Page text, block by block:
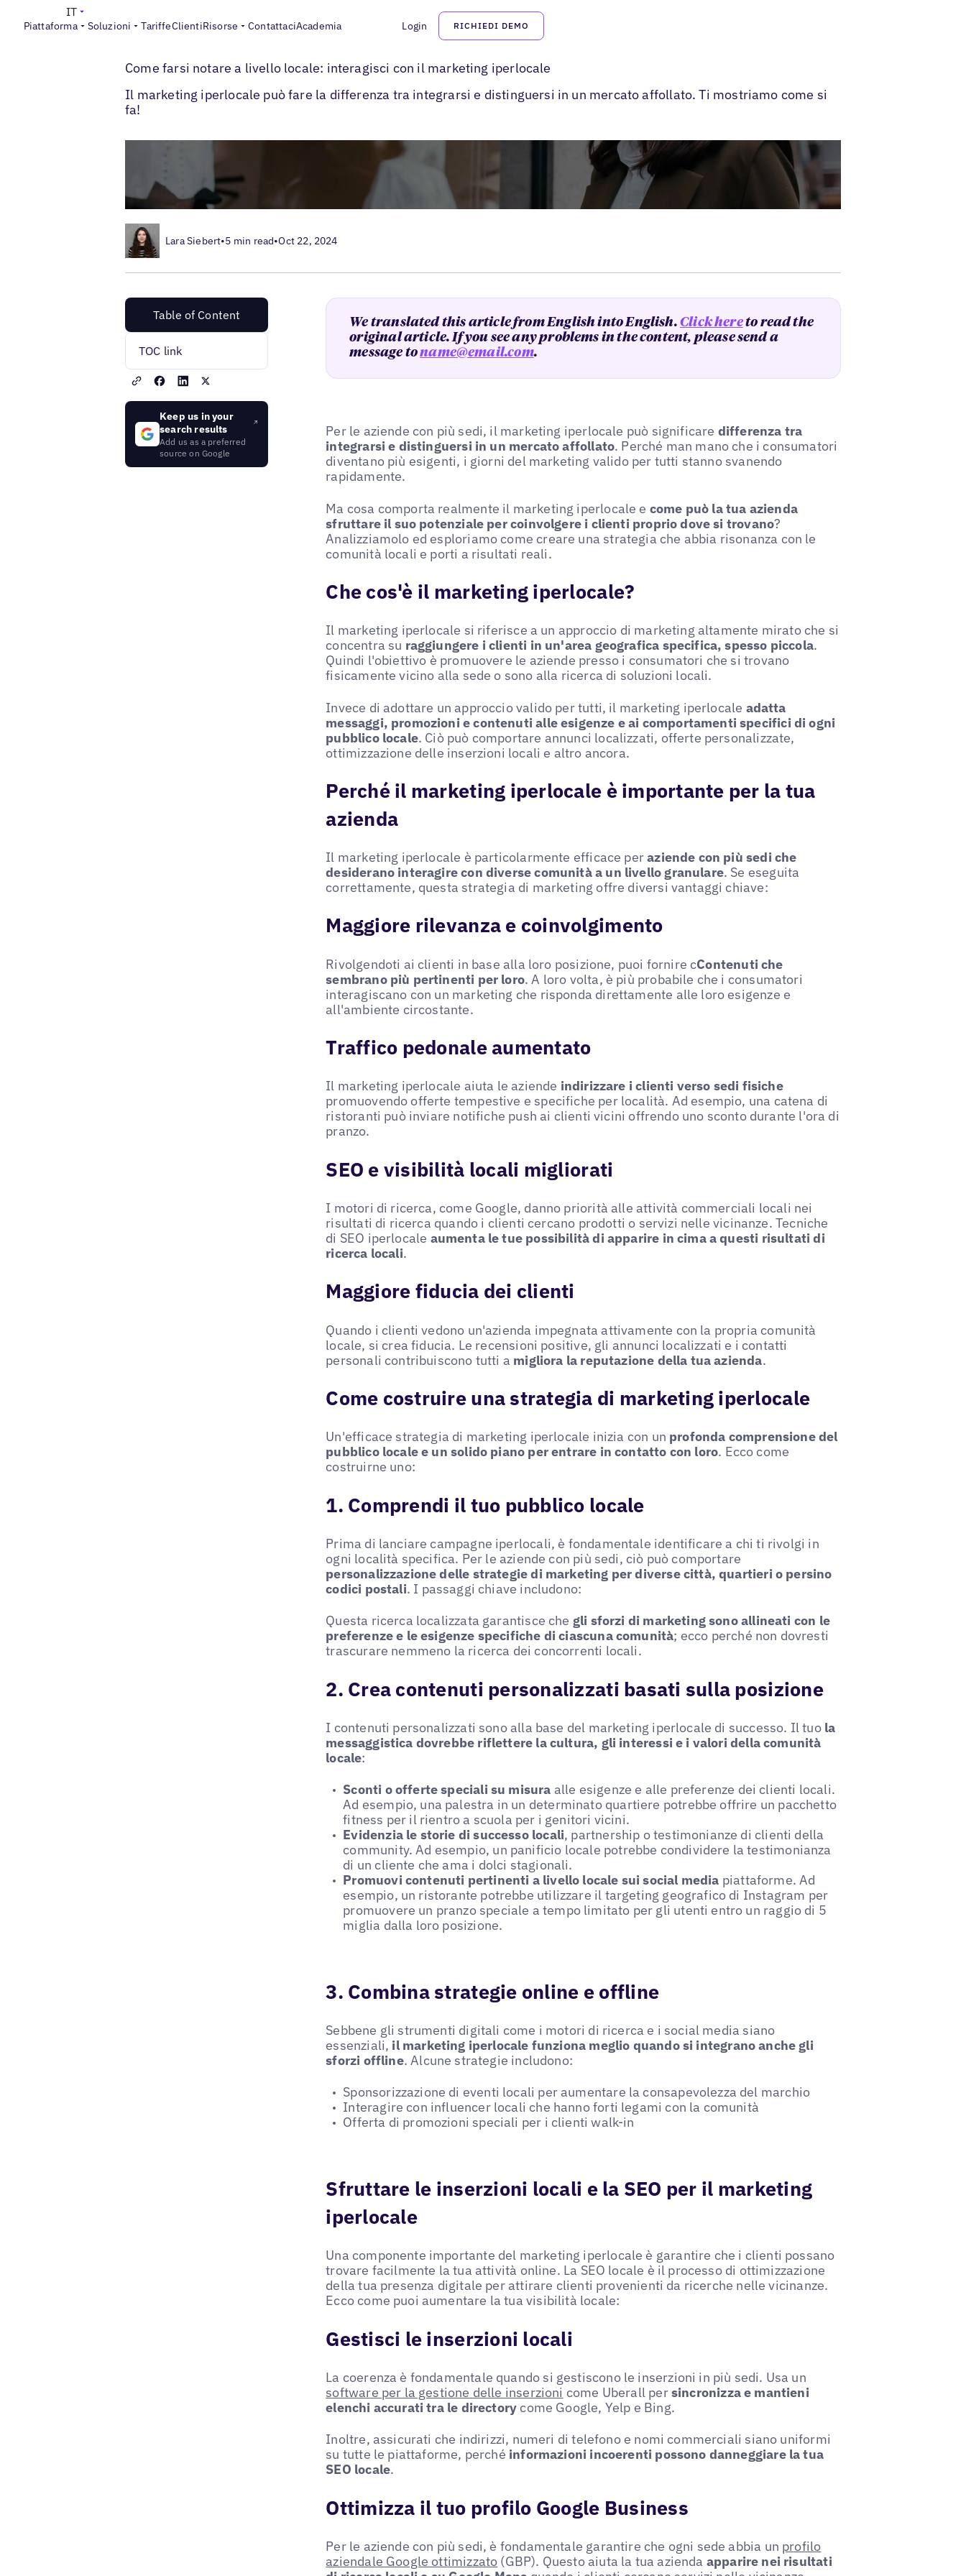
Piattaforma Soluzioni TariffeClientiRisorse ContattaciAcademia Login RICHIEDI DEMO
IT
Blogs> Strategia di marketing locale> Hyperlocal Marketing Strategy
Come farsi notare a livello locale: interagisci con il marketing iperlocale
Il marketing iperlocale può fare la differenza tra integrarsi e distinguersi in un mercato affollato. Ti mostriamo come si
fa!
Lara Siebert•5 min read•Oct 22, 2024
Table of Content
TOC link
Keep us in your
search results
Add us as a preferred
source on Google
We translated this article from English into English. Click hereto read the
original article. If you see any problems in the content, please send a
message toname@email.com.
Per le aziende con più sedi, il marketing iperlocale può significare differenza tra
integrarsi e distinguersi in un mercato affollato. Perché man mano che i consumatori
diventano più esigenti, i giorni del marketing valido per tutti stanno svanendo
rapidamente.
Ma cosa comporta realmente il marketing iperlocale e come può la tua azienda
sfruttare il suo potenziale per coinvolgere i clienti proprio dove si trovano?
Analizziamolo ed esploriamo come creare una strategia che abbia risonanza con le
comunità locali e porti a risultati reali.
Che cos'è il marketing iperlocale?
Il marketing iperlocale si riferisce a un approccio di marketing altamente mirato che si
concentra su raggiungere i clienti in un'area geografica specifica, spesso piccola.
Quindi l'obiettivo è promuovere le aziende presso i consumatori che si trovano
fisicamente vicino alla sede o sono alla ricerca di soluzioni locali.
Invece di adottare un approccio valido per tutti, il marketing iperlocale adatta
messaggi, promozioni e contenuti alle esigenze e ai comportamenti specifici di ogni
pubblico locale. Ciò può comportare annunci localizzati, offerte personalizzate,
ottimizzazione delle inserzioni locali e altro ancora.
Perché il marketing iperlocale è importante per la tua
azienda
Il marketing iperlocale è particolarmente efficace peraziende con più sedi che
desiderano interagire con diverse comunità a un livello granulare. Se eseguita
correttamente, questa strategia di marketing offre diversi vantaggi chiave:
Maggiore rilevanza e coinvolgimento
Rivolgendoti ai clienti in base alla loro posizione, puoi fornire cContenuti che
sembrano più pertinenti per loro. A loro volta, è più probabile che i consumatori
interagiscano con un marketing che risponda direttamente alle loro esigenze e
all'ambiente circostante.
Traffico pedonale aumentato
Il marketing iperlocale aiuta le aziende indirizzare i clienti verso sedi fisiche
promuovendo offerte tempestive e specifiche per località. Ad esempio, una catena di
ristoranti può inviare notifiche push ai clienti vicini offrendo uno sconto durante l'ora di
pranzo.
SEO e visibilità locali migliorati
I motori di ricerca, come Google, danno priorità alle attività commerciali locali nei
risultati di ricerca quando i clienti cercano prodotti o servizi nelle vicinanze. Tecniche
di SEO iperlocale aumenta le tue possibilità di apparire in cima a questi risultati di
ricerca locali.
Maggiore fiducia dei clienti
Quando i clienti vedono un'azienda impegnata attivamente con la propria comunità
locale, si crea fiducia. Le recensioni positive, gli annunci localizzati e i contatti
personali contribuiscono tutti a migliora la reputazione della tua azienda.
Come costruire una strategia di marketing iperlocale
Un'efficace strategia di marketing iperlocale inizia con un profonda comprensione del
pubblico locale e un solido piano per entrare in contatto con loro. Ecco come
costruirne uno:
1. Comprendi il tuo pubblico locale
Prima di lanciare campagne iperlocali, è fondamentale identificare a chi ti rivolgi in
ogni località specifica. Per le aziende con più sedi, ciò può comportare
personalizzazione delle strategie di marketing per diverse città, quartieri o persino
codici postali. I passaggi chiave includono:
Questa ricerca localizzata garantisce che gli sforzi di marketing sono allineati con le
preferenze e le esigenze specifiche di ciascuna comunità; ecco perché non dovresti
trascurare nemmeno la ricerca dei concorrenti locali.
2. Crea contenuti personalizzati basati sulla posizione
I contenuti personalizzati sono alla base del marketing iperlocale di successo. Il tuo la
messaggistica dovrebbe riflettere la cultura, gli interessi e i valori della comunità
locale:
Sconti o offerte speciali su misura alle esigenze e alle preferenze dei clienti locali.
Ad esempio, una palestra in un determinato quartiere potrebbe offrire un pacchetto
fitness per il rientro a scuola per i genitori vicini.
Evidenzia le storie di successo locali, partnership o testimonianze di clienti della
community. Ad esempio, un panificio locale potrebbe condividere la testimonianza
di un cliente che ama i dolci stagionali.
Promuovi contenuti pertinenti a livello locale sui social media piattaforme. Ad
esempio, un ristorante potrebbe utilizzare il targeting geografico di Instagram per
promuovere un pranzo speciale a tempo limitato per gli utenti entro un raggio di 5
miglia dalla loro posizione.
3. Combina strategie online e offline
Sebbene gli strumenti digitali come i motori di ricerca e i social media siano
essenziali, il marketing iperlocale funziona meglio quando si integrano anche gli
sforzi offline. Alcune strategie includono:
Sponsorizzazione di eventi locali per aumentare la consapevolezza del marchio
Interagire con influencer locali che hanno forti legami con la comunità
Offerta di promozioni speciali per i clienti walk-in
Sfruttare le inserzioni locali e la SEO per il marketing
iperlocale
Una componente importante del marketing iperlocale è garantire che i clienti possano
trovare facilmente la tua attività online. La SEO locale è il processo di ottimizzazione
della tua presenza digitale per attirare clienti provenienti da ricerche nelle vicinanze.
Ecco come puoi aumentare la tua visibilità locale:
Gestisci le inserzioni locali
La coerenza è fondamentale quando si gestiscono le inserzioni in più sedi. Usa un
software per la gestione delle inserzioni come Uberall persincronizza e mantieni
elenchi accurati tra le directorycome Google, Yelp e Bing.
Inoltre, assicurati che indirizzi, numeri di telefono e nomi commerciali siano uniformi
su tutte le piattaforme, perché informazioni incoerenti possono danneggiare la tua
SEO locale.
Ottimizza il tuo profilo Google Business
Per le aziende con più sedi, è fondamentale garantire che ogni sede abbia un profilo
aziendale Google ottimizzato (GBP). Questo aiuta la tua azienda apparire nei risultati